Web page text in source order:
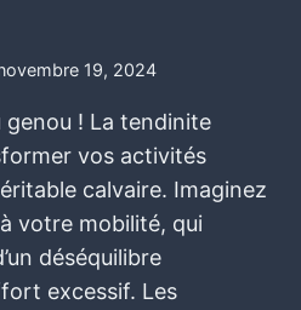
19, 2024
genou ! La tendinite
vos activités
calvaire. Imaginez
votre mobilité, qui
déséquilibre
excessif. Les